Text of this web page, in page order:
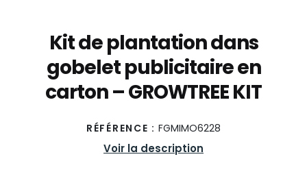
Kit de plantation dans
gobelet publicitaire en
carton – GROWTREE KIT
RÉFÉRENCE : FGMIMO6228
Voir la description